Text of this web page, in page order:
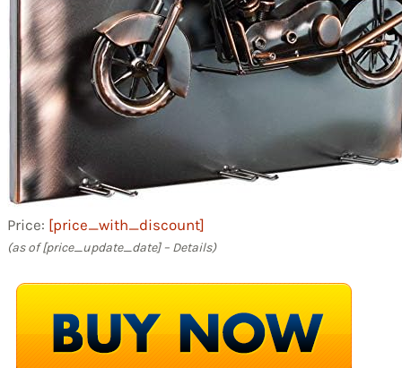
Price: [price_with_discount]
(as of [price_update_date] – Details)